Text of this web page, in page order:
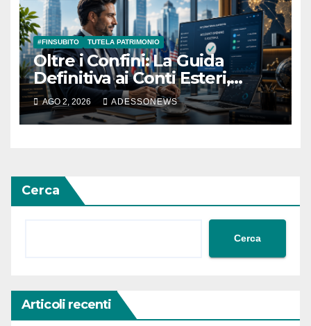
Adessonews
#FINSUBITO TUTELA PATRIMONIO
Oltre i Confini: La Guida
Definitiva ai Conti Esteri,
Tutela del Patrimonio e
l’Esperienza di #Finsubito –
#Adessonews – #Finsubito –
AGO 2, 2026 ADESSONEWS
Cerca
Cerca
Articoli recenti